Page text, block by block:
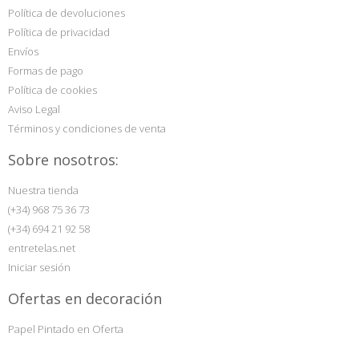
Política de devoluciones
Política de privacidad
Envíos
Formas de pago
Política de cookies
Aviso Legal
Términos y condiciones de venta
Sobre nosotros:
Nuestra tienda
(+34) 968 75 36 73
(+34) 694 21 92 58
entretelas.net
Iniciar sesión
Ofertas en decoración
Papel Pintado en Oferta